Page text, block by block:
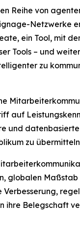
Reihe von
Netzwerke
ein Tool, mit
Tools – und
zu
auf
und
zu
globalen
ihre Belegschaft